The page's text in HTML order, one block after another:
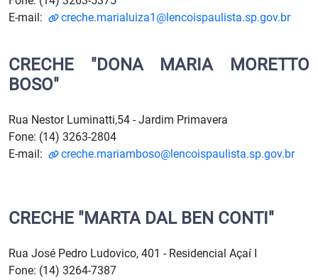
E-mail:
creche.marialuiza1@lencoispaulista.sp.gov.br
CRECHE "DONA MARIA MORETTO
BOSO"
Rua Nestor Luminatti,54 - Jardim Primavera
Fone: (14) 3263-2804
E-mail:
creche.mariamboso@lencoispaulista.sp.gov.br
CRECHE "MARTA DAL BEN CONTI"
Rua José Pedro Ludovico, 401 - Residencial Açaí I
Fone: (14) 3264-7387